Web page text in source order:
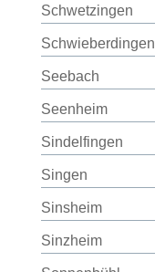
Schwetzingen
Schwieberdingen
Seebach
Seenheim
Sindelfingen
Singen
Sinsheim
Sinzheim